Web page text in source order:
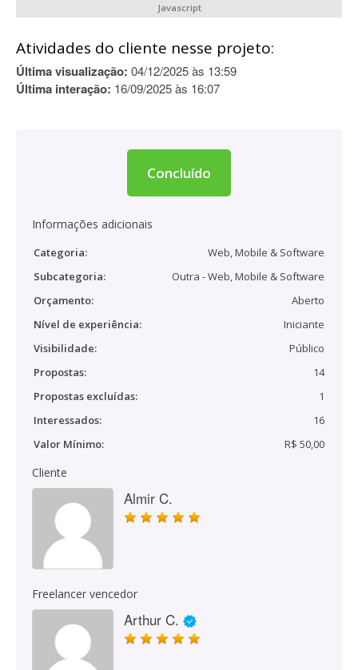
Javascript
Atividades do cliente nesse projeto:
Última visualização: 04/12/2025 às 13:59
Última interação: 16/09/2025 às 16:07
Concluído
Informações adicionais
Categoria:
Web, Mobile & Software
Subcategoria:
Outra - Web, Mobile & Software
Orçamento:
Aberto
Nível de experiência:
Iniciante
Visibilidade:
Público
Propostas:
14
Propostas excluídas:
1
Interessados:
16
Valor Mínimo:
R$ 50,00
Cliente
Almir C.
Freelancer vencedor
Arthur C.